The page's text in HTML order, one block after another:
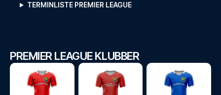
TERMINLISTE PREMIER LEAGUE
PREMIER LEAGUE KLUBBER